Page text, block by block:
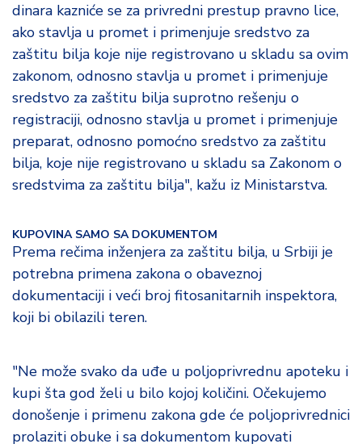
dinara kazniće se za privredni prestup pravno lice,
ako stavlja u promet i primenjuje sredstvo za
zaštitu bilja koje nije registrovano u skladu sa ovim
zakonom, odnosno stavlja u promet i primenjuje
sredstvo za zaštitu bilja suprotno rešenju o
registraciji, odnosno stavlja u promet i primenjuje
preparat, odnosno pomoćno sredstvo za zaštitu
bilja, koje nije registrovano u skladu sa Zakonom o
sredstvima za zaštitu bilja", kažu iz Ministarstva.
KUPOVINA SAMO SA DOKUMENTOM
Prema rečima inženjera za zaštitu bilja, u Srbiji je
potrebna primena zakona o obaveznoj
dokumentaciji i veći broj fitosanitarnih inspektora,
koji bi obilazili teren.
"Ne može svako da uđe u poljoprivrednu apoteku i
kupi šta god želi u bilo kojoj količini. Očekujemo
donošenje i primenu zakona gde će poljoprivrednici
prolaziti obuke i sa dokumentom kupovati